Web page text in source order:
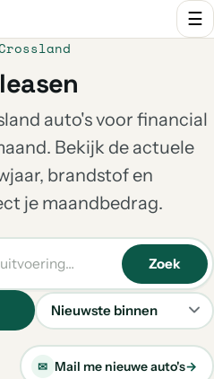
☰
auto's voor financial
Bekijk de actuele
brandstof en
je maandbedrag.
Sorteren
Zoek
✉ Mail me nieuwe auto's→